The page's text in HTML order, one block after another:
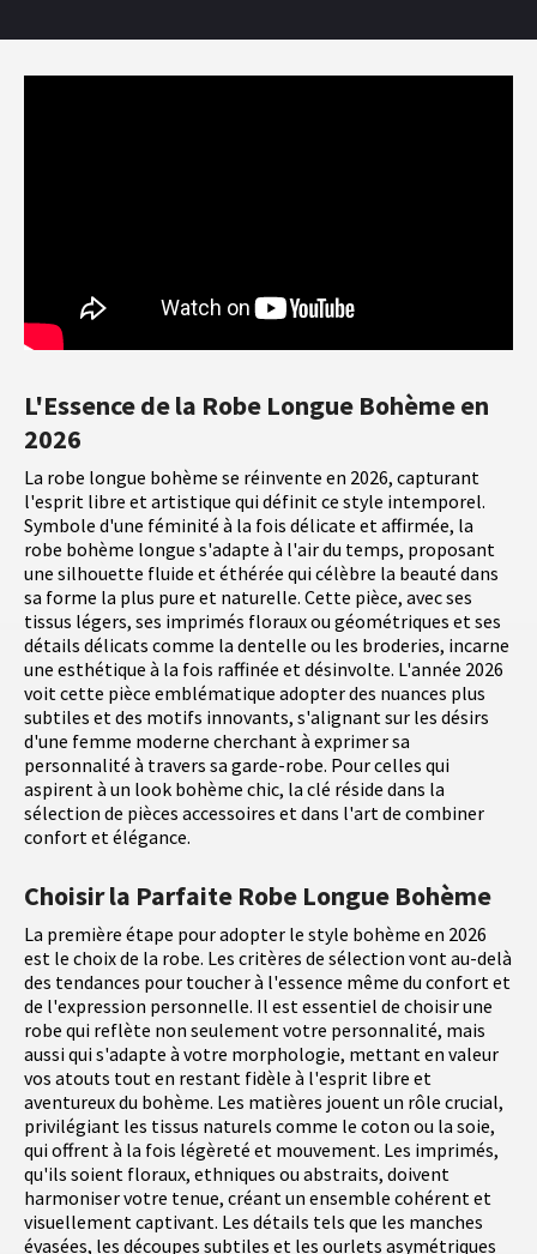
L'Essence de la Robe Longue Bohème en
2026
La robe longue bohème se réinvente en 2026, capturant
l'esprit libre et artistique qui définit ce style intemporel.
Symbole d'une féminité à la fois délicate et affirmée, la
robe bohème longue s'adapte à l'air du temps, proposant
une silhouette fluide et éthérée qui célèbre la beauté dans
sa forme la plus pure et naturelle. Cette pièce, avec ses
tissus légers, ses imprimés floraux ou géométriques et ses
détails délicats comme la dentelle ou les broderies, incarne
une esthétique à la fois raffinée et désinvolte. L'année 2026
voit cette pièce emblématique adopter des nuances plus
subtiles et des motifs innovants, s'alignant sur les désirs
d'une femme moderne cherchant à exprimer sa
personnalité à travers sa garde-robe. Pour celles qui
aspirent à un look bohème chic, la clé réside dans la
sélection de pièces accessoires et dans l'art de combiner
confort et élégance.
Choisir la Parfaite Robe Longue Bohème
La première étape pour adopter le style bohème en 2026
est le choix de la robe. Les critères de sélection vont au-delà
des tendances pour toucher à l'essence même du confort et
de l'expression personnelle. Il est essentiel de choisir une
robe qui reflète non seulement votre personnalité, mais
aussi qui s'adapte à votre morphologie, mettant en valeur
vos atouts tout en restant fidèle à l'esprit libre et
aventureux du bohème. Les matières jouent un rôle crucial,
privilégiant les tissus naturels comme le coton ou la soie,
qui offrent à la fois légèreté et mouvement. Les imprimés,
qu'ils soient floraux, ethniques ou abstraits, doivent
harmoniser votre tenue, créant un ensemble cohérent et
visuellement captivant. Les détails tels que les manches
évasées, les découpes subtiles et les ourlets asymétriques